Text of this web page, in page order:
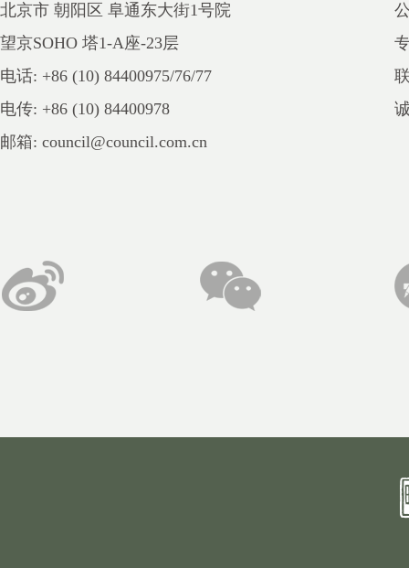
北京市 朝阳区 阜通东大街1号院
望京SOHO 塔1-A座-23层
电话: +86 (10) 84400975/76/77
电传: +86 (10) 84400978
邮箱: council@council.com.cn